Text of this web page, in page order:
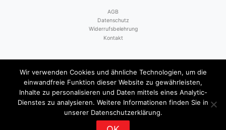
AGB
Datenschutz
Widerrufsbelehrung
Kontakt
Zahlen mit
Wir verwenden Cookies und ähnliche Technologien, um die
einwandfreie Funktion dieser Website zu gewährleisten,
Inhalte zu personalisieren und Daten mittels eines Analytic-
Dienstes zu analysieren. Weitere Informationen finden Sie in
unserer Datenschutzerklärung.